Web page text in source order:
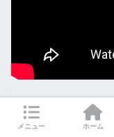
メニュー ホーム